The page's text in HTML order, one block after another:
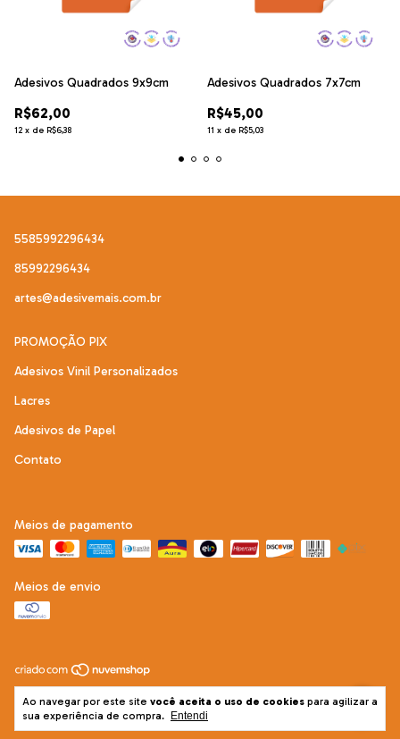
Ao navegar por este site você aceita o uso de cookies para agilizar a
sua experiência de compra.
Entendi
Adesivos Quadrados 9x9cm
R$62,00
12 x de R$6,38
Adesivos Quadrados 7x7cm
R$45,00
11 x de R$5,03
5585992296434
85992296434
artes@adesivemais.com.br
PROMOÇÃO PIX
Adesivos Vinil Personalizados
Lacres
Adesivos de Papel
Contato
Meios de pagamento
Meios de envio
Copyright Adesive Mais - 22292121000197 - 2026. Todos os direitos
reservados.